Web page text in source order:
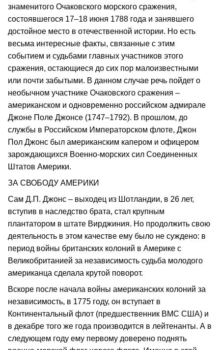
знаменитого Очаковского морского сражения,
состоявшегося 17–18 июня 1788 года и занявшего
достойное место в отечественной истории. Но есть
весьма интересные факты, связанные с этим
событием и судьбами главных участников этого
сражения, остающиеся до сих пор малоизвестными
или почти забытыми. В данном случае речь пойдет о
необычном участнике Очаковского сражения –
американском и одновременно российском адмирале
Джоне Поле Джонсе (1747–1792). В прошлом, до
службы в Российском Императорском флоте, Джон
Пол Джонс был американским капером и офицером
зарождающихся Военно-морских сил Соединенных
Штатов Америки.
ЗА СВОБОДУ АМЕРИКИ
Сам Д.П. Джонс – выходец из Шотландии, в 26 лет,
вступив в наследство брата, стал крупным
плантатором в штате Вирджиния. Но продолжить свою
деятельность в этом качестве ему было не суждено: в
период войны британских колоний в Америке с
Великобританией за независимость судьба молодого
американца сделала крутой поворот.
Вскоре после начала войны американских колоний за
независимость, в 1775 году, он вступает в
Континентальный флот (предшественник ВМС США) и
в декабре того же года производится в лейтенанты. А в
следующем году ему первому доверено поднять